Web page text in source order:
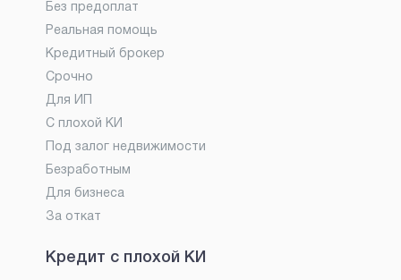
Без предоплат
Реальная помощь
Кредитный брокер
Срочно
Для ИП
С плохой КИ
Под залог недвижимости
Безработным
Для бизнеса
За откат
Кредит с плохой КИ